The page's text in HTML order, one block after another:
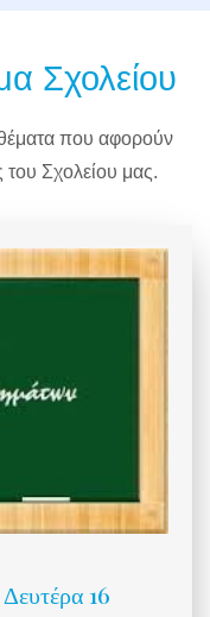
Σχολείου
που αφορούν
Σχολείου μας.
16